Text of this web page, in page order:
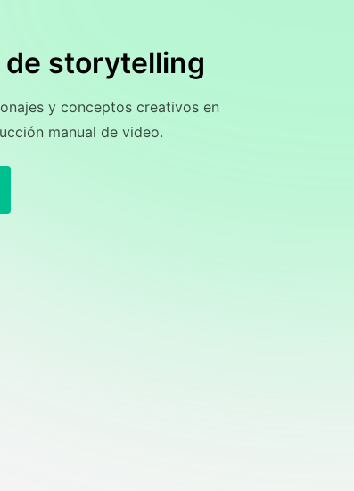
de storytelling
y conceptos creativos en
manual de video.